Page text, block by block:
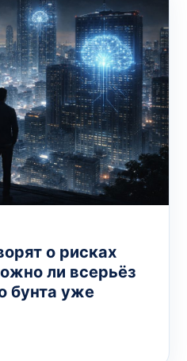
о рисках
ли всерьёз
бунта уже